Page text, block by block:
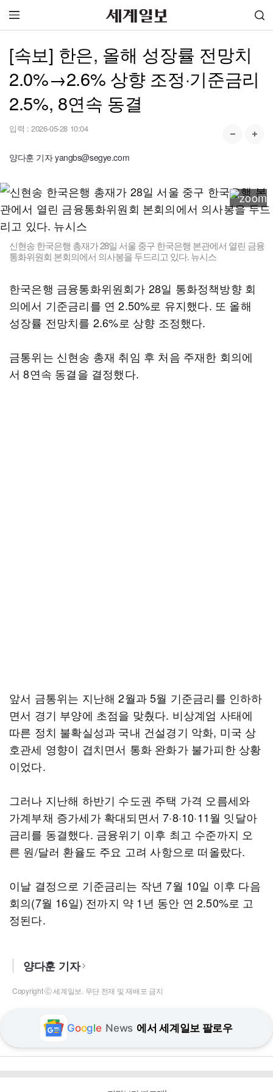
[속보] 한은, 올해 성장률 전망치
2.0%→2.6% 상향 조정·기준금리
2.5%, 8연속 동결
입력 : 2026-05-28 10:04
양다훈 기자 yangbs@segye.com
신현송 한국은행 총재가 28일 서울 중구 한국은행 본관에서 열린 금융
통화위원회 본회의에서 의사봉을 두드리고 있다. 뉴시스
한국은행 금융통화위원회가 28일 통화정책방향 회
의에서 기준금리를 연 2.50%로 유지했다. 또 올해
성장률 전망치를 2.6%로 상향 조정했다.
금통위는 신현송 총재 취임 후 처음 주재한 회의에
서 8연속 동결을 결정했다.
앞서 금통위는 지난해 2월과 5월 기준금리를 인하하
면서 경기 부양에 초점을 맞췄다. 비상계엄 사태에
따른 정치 불확실성과 국내 건설경기 악화, 미국 상
호관세 영향이 겹치면서 통화 완화가 불가피한 상황
이었다.
그러나 지난해 하반기 수도권 주택 가격 오름세와
가계부채 증가세가 확대되면서 7·8·10·11월 잇달아
금리를 동결했다. 금융위기 이후 최고 수준까지 오
른 원/달러 환율도 주요 고려 사항으로 떠올랐다.
이날 결정으로 기준금리는 작년 7월 10일 이후 다음
회의(7월 16일) 전까지 약 1년 동안 연 2.50%로 고
정된다.
양다훈 기자
Copyright ⓒ 세계일보. 무단 전재 및 재배포 금지
Google News 에서 세계일보 팔로우